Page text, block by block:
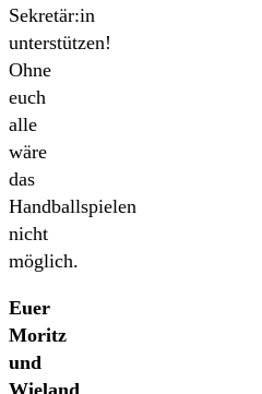
Sekretär:in
unterstützen!
Ohne
euch
alle
wäre
das
Handballspielen
nicht
möglich.
Euer
Moritz
und
Wieland